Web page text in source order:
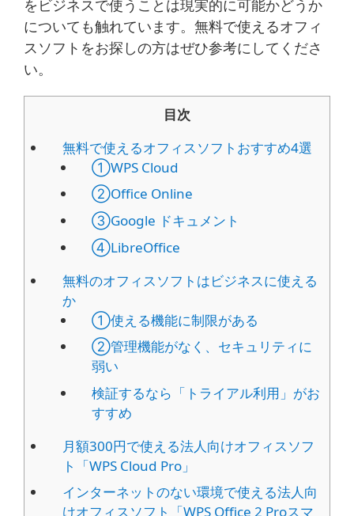
をビジネスで使うことは現実的に可能かどうか
についても触れています。無料で使えるオフィ
スソフトをお探しの方はぜひ参考にしてくださ
い。
目次
無料で使えるオフィスソフトおすすめ4選
①WPS Cloud
②Office Online
③Google ドキュメント
④LibreOffice
無料のオフィスソフトはビジネスに使える
か
①使える機能に制限がある
②管理機能がなく、セキュリティに
弱い
検証するなら「トライアル利用」がお
すすめ
月額300円で使える法人向けオフィスソフ
ト「WPS Cloud Pro」
インターネットのない環境で使える法人向
けオフィスソフト「WPS Office 2 Proスマ